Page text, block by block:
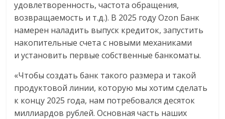
удовлетворенность, частота обращения,
возвращаемость и т.д.). В 2025 году Ozon Банк
намерен наладить выпуск кредиток, запустить
накопительные счета с новыми механиками
и установить первые собственные банкоматы.
«Чтобы создать банк такого размера и такой
продуктовой линии, которую мы хотим сделать
к концу 2025 года, нам потребовался десяток
миллиардов рублей. Основная часть наших